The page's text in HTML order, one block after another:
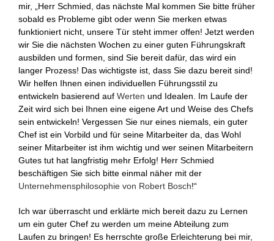
mir, „Herr Schmied, das nächste Mal kommen Sie bitte früher
sobald es Probleme gibt oder wenn Sie merken etwas
funktioniert nicht, unsere Tür steht immer offen! Jetzt werden
wir Sie die nächsten Wochen zu einer guten Führungskraft
ausbilden und formen, sind Sie bereit dafür, das wird ein
langer Prozess! Das wichtigste ist, dass Sie dazu bereit sind!
Wir helfen Ihnen einen individuellen Führungsstil zu
entwickeln basierend auf Werten und Idealen. Im Laufe der
Zeit wird sich bei Ihnen eine eigene Art und Weise des Chefs
sein entwickeln! Vergessen Sie nur eines niemals, ein guter
Chef ist ein Vorbild und für seine Mitarbeiter da, das Wohl
seiner Mitarbeiter ist ihm wichtig und wer seinen Mitarbeitern
Gutes tut hat langfristig mehr Erfolg! Herr Schmied
beschäftigen Sie sich bitte einmal näher mit der
Unternehmensphilosophie von Robert Bosch!“
Ich war überrascht und erklärte mich bereit dazu zu Lernen
um ein guter Chef zu werden um meine Abteilung zum
Laufen zu bringen! Es herrschte große Erleichterung bei mir,